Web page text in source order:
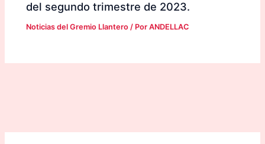
del segundo trimestre de 2023.
Noticias del Gremio Llantero / PorANDELLAC